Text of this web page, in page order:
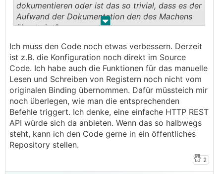
. .
dokumentieren oder ist das so trivial, dass es der
Aufwand der Dokumentation den des Machens
übersteigt?
Ich muss den Code noch etwas verbessern. Derzeit
ist z.B. die Konfiguration noch direkt im Source
Code. Ich habe auch die Funktionen für das manuelle
Lesen und Schreiben von Registern noch nicht vom
originalen Binding übernommen. Dafür müssteich mir
noch überlegen, wie man die entsprechenden
Befehle triggert. Ich denke, eine einfache HTTP REST
API würde sich da anbieten. Wenn das so halbwegs
steht, kann ich den Code gerne in ein öffentliches
Repository stellen.
2